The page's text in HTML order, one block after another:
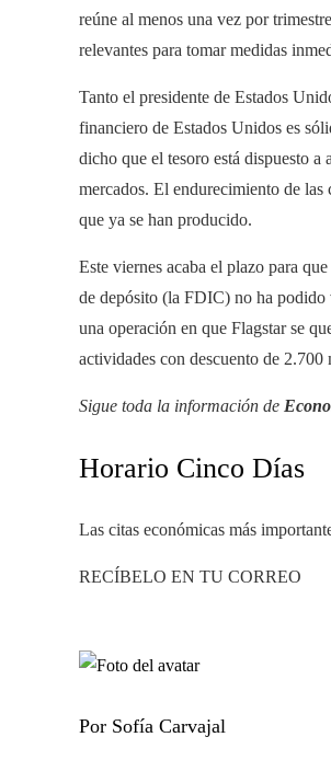
reúne al menos una vez por
relevantes para tomar medidas
Tanto el presidente de Estados
financiero de Estados Unidos es
dicho que el tesoro está dispuesto
mercados. El endurecimiento de las
que ya se han producido.
Este viernes acaba el plazo para
de depósito (la FDIC) no ha podido
una operación en que Flagstar se
actividades con descuento de 2.700
Sigue toda la información de
Horario Cinco Días
Las citas económicas más
RECÍBELO EN TU CORREO
Por Sofía Carvajal